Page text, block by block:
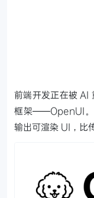
前端开发正在被 AI
框架——OpenUI。
输出可渲染 UI，比